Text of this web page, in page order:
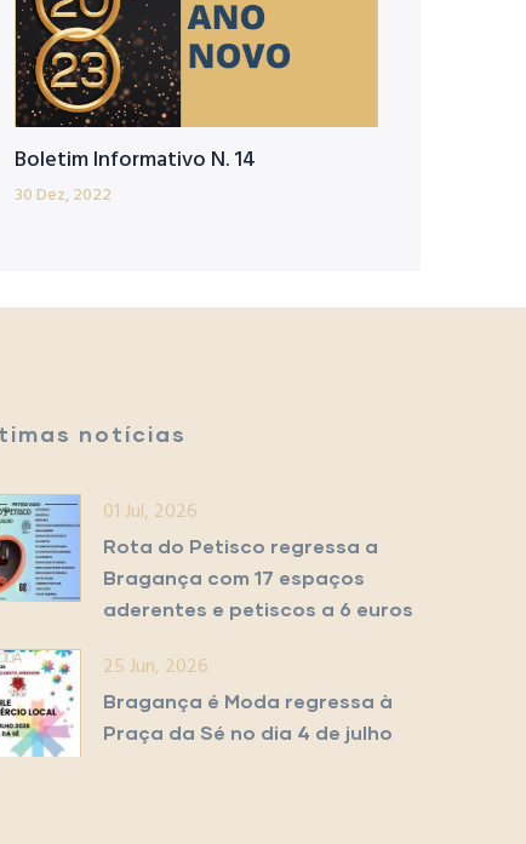
Boletim Informativo N. 14
30 Dez, 2022
notícias
01 Jul, 2026
Rota do Petisco regressa a
Bragança com 17 espaços
aderentes e petiscos a 6 euros
25 Jun, 2026
Bragança é Moda regressa à
Praça da Sé no dia 4 de julho